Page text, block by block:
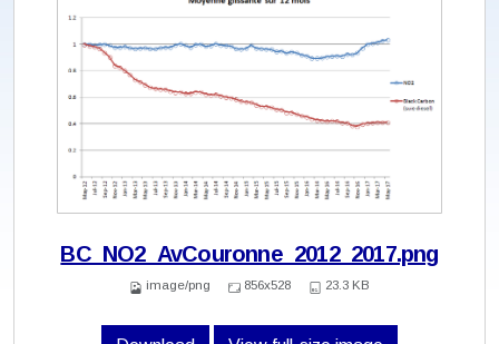
BC_NO2_AvCouronne_2012_2017.png
image/png 856x528 23.3 KB